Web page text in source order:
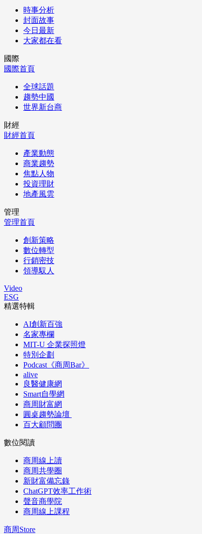
時事分析
封面故事
今日最新
大家都在看
國際
國際首頁
全球話題
趨勢中國
世界新台商
財經
財經首頁
產業動態
商業趨勢
焦點人物
投資理財
地產風雲
管理
管理首頁
創新策略
數位轉型
行銷密技
領導馭人
Video
ESG
精選特輯
AI創新百強
名家專欄
MIT-U 企業探照燈
特別企劃
Podcast《商周Bar》
alive
良醫健康網
Smart自學網
商周財富網
圓桌趨勢論壇
百大顧問團
數位閱讀
商周線上讀
商周共學圈
新財富備忘錄
ChatGPT效率工作術
聲音商學院
商周線上課程
商周Store